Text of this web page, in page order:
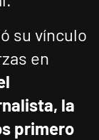
su vínculo
en
la
primero